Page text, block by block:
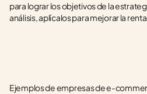
para lograr los objetivos de la
análisis, aplícalos para mejorar la
Ejemplos de empresas de e-